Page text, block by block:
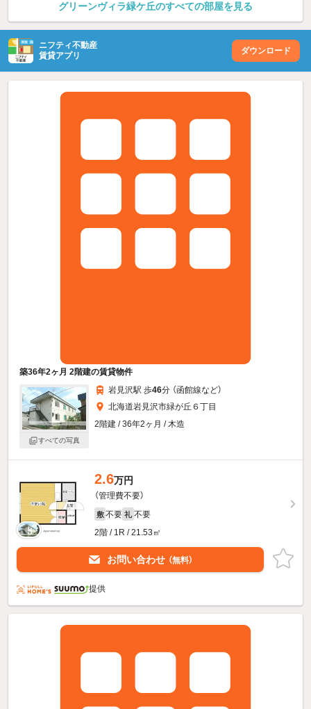
グリーンヴィラ緑ケ丘のすべての部屋を見る
ニフティ不動産
賃貸アプリ
ダウンロード
築36年2ヶ月 2階建の賃貸物件
すべての写真
岩見沢駅 歩46分 （函館線など）
北海道岩見沢市緑が丘６丁目
2階建 / 36年2ヶ月 / 木造
2.6万円
（管理費不要）
敷 不要 礼 不要
2階 / 1R / 21.53㎡
お問い合わせ （無料）
提供